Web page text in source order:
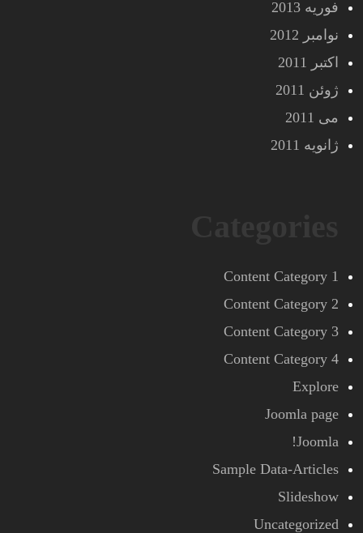
فوریه 2013
نوامبر 2012
اکتبر 2011
ژوئن 2011
می 2011
ژانویه 2011
Content Category 1
Content Category 2
Content Category 3
Content Category 4
Explore
Joomla page
Joomla!
Sample Data-Articles
Slideshow
Uncategorized